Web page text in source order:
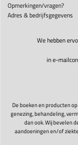
Opmerkingen/vragen?
Adres & bedrijfsgegevens
We hebben
in e-
De boeken en producten
genezing, behandeling,
dan ook. Wij bevelen
aandoeningen en/of